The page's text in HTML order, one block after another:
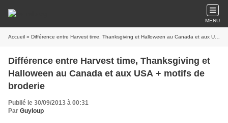
MENU
Accueil » Différence entre Harvest time, Thanksgiving et Halloween au Canada et aux USA + motifs de broderie
Différence entre Harvest time, Thanksgiving et
Halloween au Canada et aux USA + motifs de
broderie
Publié le 30/09/2013 à 00:31
Par Guyloup